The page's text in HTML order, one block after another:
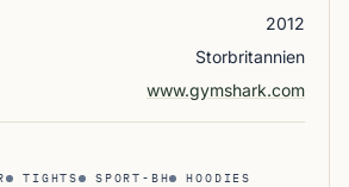
2012
Storbritannien
www.gymshark.com
TIGHTS SPORT-BH HOODIES